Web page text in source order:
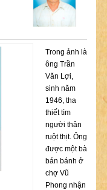
Trong ảnh là
ông Trần
Văn Lợi,
sinh năm
1946, tha
thiết tìm
người thân
ruột thịt. Ông
được một bà
bán bánh ở
chợ Vũ
Phong nhận